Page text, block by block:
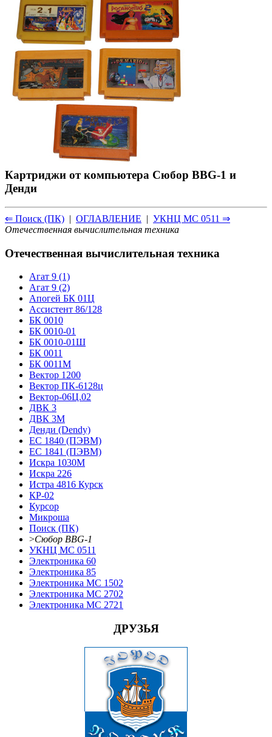
Картриджи от компьютера Сюбор BBG-1 и
Денди
⇐ Поиск (ПК) | ОГЛАВЛЕНИЕ | УКНЦ МС 0511 ⇒
Отечественная вычислительная техника
Отечественная вычислительная техника
Агат 9 (1)
Агат 9 (2)
Апогей БК 01Ц
Ассистент 86/128
БК 0010
БК 0010-01
БК 0010-01Ш
БК 0011
БК 0011М
Вектор 1200
Вектор ПК-6128ц
Вектор-06Ц.02
ДВК 3
ДВК 3М
Денди (Dendy)
ЕС 1840 (ПЭВМ)
ЕС 1841 (ПЭВМ)
Искра 1030М
Искра 226
Истра 4816 Курск
КР-02
Курсор
Микроша
Поиск (ПК)
>Сюбор BBG-1
УКНЦ МС 0511
Электроника 60
Электроника 85
Электроника МС 1502
Электроника МС 2702
Электроника МС 2721
ДРУЗЬЯ